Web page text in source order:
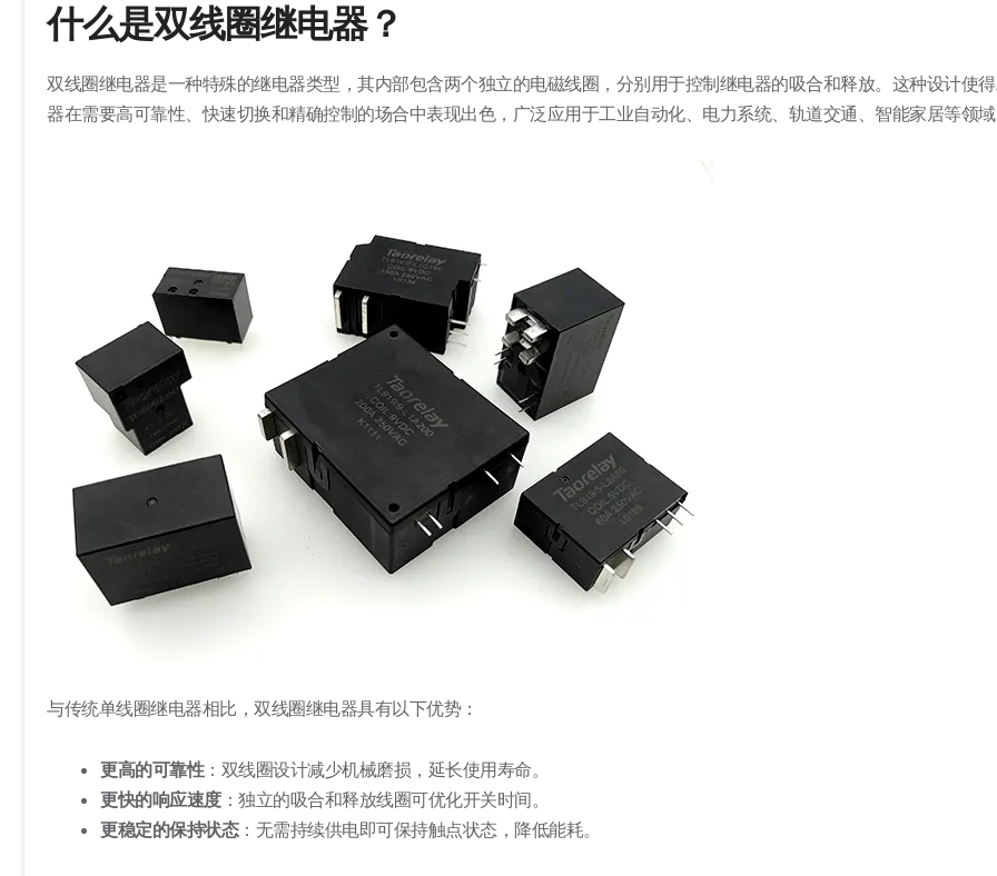
什么是双线圈继电器？
双线圈继电器是一种特殊的继电器类型，其内部包含两个独立的电磁线圈，分别用于控制继电器的吸合和释放。这种设计使
器在需要高可靠性、快速切换和精确控制的场合中表现出色，广泛应用于工业自动化、电力系统、轨道交通、智能家居等领域
与传统单线圈继电器相比，双线圈继电器具有以下优势：
更高的可靠性：双线圈设计减少机械磨损，延长使用寿命。
更快的响应速度：独立的吸合和释放线圈可优化开关时间。
更稳定的保持状态：无需持续供电即可保持触点状态，降低能耗。